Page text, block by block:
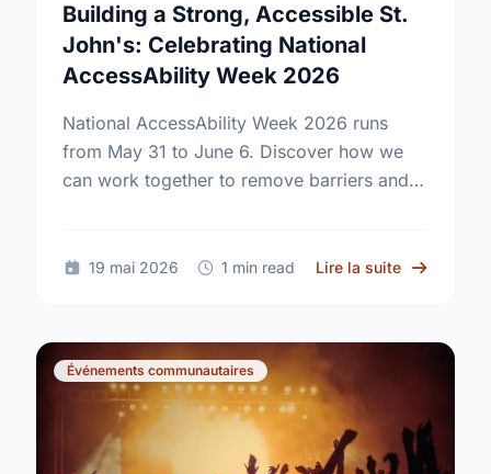
Building a Strong, Accessible St.
John's: Celebrating National
AccessAbility Week 2026
National AccessAbility Week 2026 runs
from May 31 to June 6. Discover how we
can work together to remove barriers and
19 mai 2026 1 min read Lire la suite sur
Événements communautaires